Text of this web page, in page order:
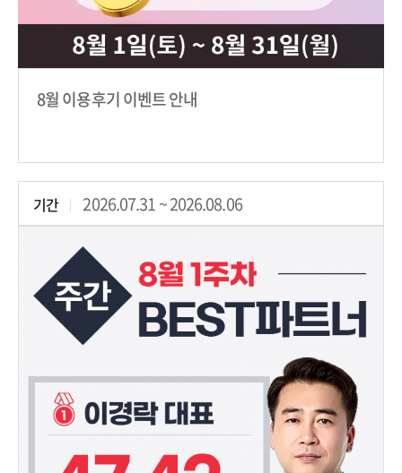
8월 이용후기 이벤트 안내
기간 2026.07.31 ~ 2026.08.06